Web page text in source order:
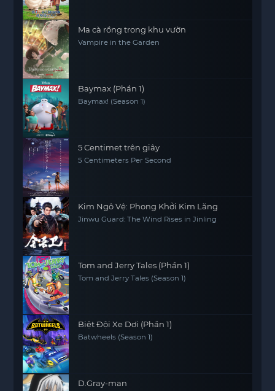
Ma cà rồng trong khu vườn
Vampire in the Garden
Baymax (Phần 1)
Baymax! (Season 1)
5 Centimet trên giây
5 Centimeters Per Second
Kim Ngô Vệ: Phong Khởi Kim Lăng
Jinwu Guard: The Wind Rises in Jinling
Tom and Jerry Tales (Phần 1)
Tom and Jerry Tales (Season 1)
Biệt Đội Xe Dơi (Phần 1)
Batwheels (Season 1)
D.Gray-man